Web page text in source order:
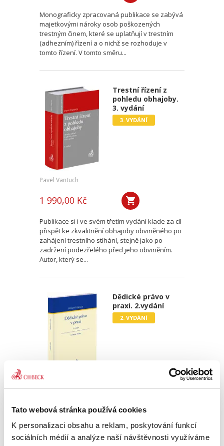
Tato webová stránka používá cookies
K personalizaci obsahu a reklam, poskytování funkcí
sociálních médií a analýze naší návštěvnosti využíváme
Monograficky zpracovaná publikace se zabývá
majetkovými nároky osob poškozených
trestným činem, které se uplatňují v trestním
(adhezním) řízení a o nichž se rozhoduje v
tomto řízení. V tomto směru...
Trestní řízení z
pohledu obhajoby.
3. vydání
3. VYDÁNÍ
Pavel Vantuch
1 990,00 Kč
Publikace si i ve svém třetím vydání klade za cíl
přispět ke zkvalitnění obhajoby obviněného po
zahájení trestního stíhání, stejně jako po
zadržení podezřelého před jeho obviněním.
Autor, který se...
Dědické právo v
praxi. 2.vydání
2. VYDÁNÍ
Jiří Svoboda,Ondřej Klička
890,00 Kč
Publikace Dědické právo v praxi, která vychází v
novém aktualizovaném a rozšířeném vydání,